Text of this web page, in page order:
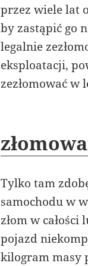
przez wiele lat
by zastąpić go
legalnie
eksploatacji,
zezłomować w
Tylko tam
samochodu w
złom w
pojazd
kilogram masy